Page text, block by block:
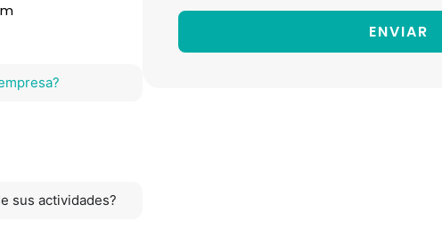
sus actividades?
ENVIAR